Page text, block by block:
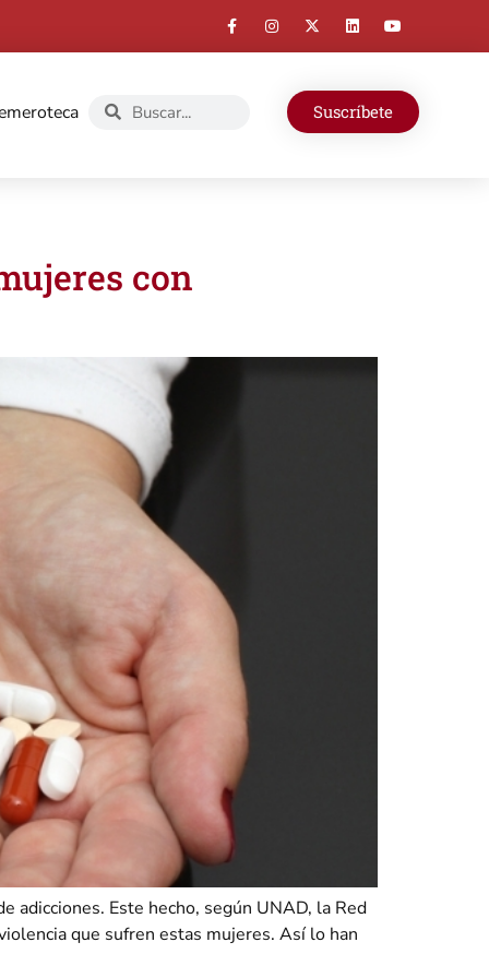
Suscríbete
con
adicciones. Este hecho, según UNAD, la Red
que sufren estas mujeres. Así lo han